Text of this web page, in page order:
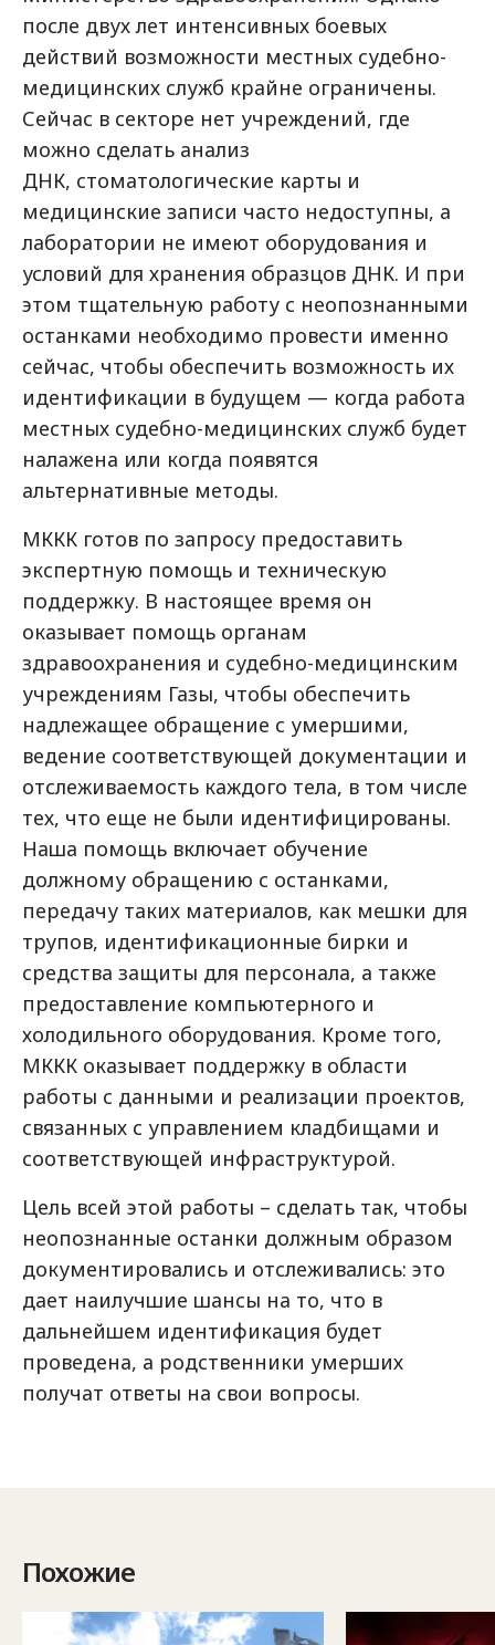
после двух лет интенсивных боевых
действий возможности местных судебно-
медицинских служб крайне ограничены.
Сейчас в секторе нет учреждений, где
можно сделать анализ
ДНК, стоматологические карты и
медицинские записи часто недоступны, а
лаборатории не имеют оборудования и
условий для хранения образцов ДНК. И при
этом тщательную работу с неопознанными
останками необходимо провести именно
сейчас, чтобы обеспечить возможность их
идентификации в будущем — когда работа
местных судебно-медицинских служб будет
налажена или когда появятся
альтернативные методы.
МККК готов по запросу предоставить
экспертную помощь и техническую
поддержку. В настоящее время он
оказывает помощь органам
здравоохранения и судебно-медицинским
учреждениям Газы, чтобы обеспечить
надлежащее обращение с умершими,
ведение соответствующей документации и
отслеживаемость каждого тела, в том числе
тех, что еще не были идентифицированы.
Наша помощь включает обучение
должному обращению с останками,
передачу таких материалов, как мешки для
трупов, идентификационные бирки и
средства защиты для персонала, а также
предоставление компьютерного и
холодильного оборудования. Кроме того,
МККК оказывает поддержку в области
работы с данными и реализации проектов,
связанных с управлением кладбищами и
соответствующей инфраструктурой.
Цель всей этой работы – сделать так, чтобы
неопознанные останки должным образом
документировались и отслеживались: это
дает наилучшие шансы на то, что в
дальнейшем идентификация будет
проведена, а родственники умерших
получат ответы на свои вопросы.
Похожие